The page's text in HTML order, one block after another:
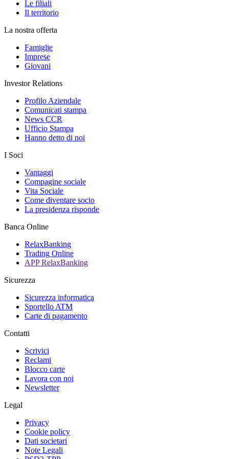
Le filiali
Il territorio
La nostra offerta
Famiglie
Imprese
Giovani
Investor Relations
Profilo Aziendale
Comunicati stampa
News CCR
Ufficio Stampa
Hanno detto di noi
I Soci
Vantaggi
Compagine sociale
Vita Sociale
Come diventare socio
La presidenza risponde
Banca Online
RelaxBanking
Trading Online
APP RelaxBanking
Sicurezza
Sicurezza informatica
Sportello ATM
Carte di pagamento
Contatti
Scrivici
Reclami
Blocco carte
Lavora con noi
Newsletter
Legal
Privacy
Cookie policy
Dati societari
Note Legali